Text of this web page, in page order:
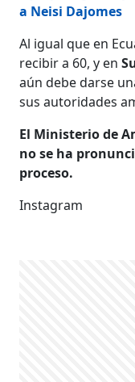
a Neisi Dajomes
Al igual que en
recibir a 60, y en
aún debe darse
sus autoridades
El Ministerio de
no se ha
proceso.
Instagram